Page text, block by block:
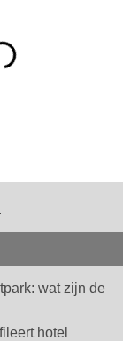
wat zijn de
hotel